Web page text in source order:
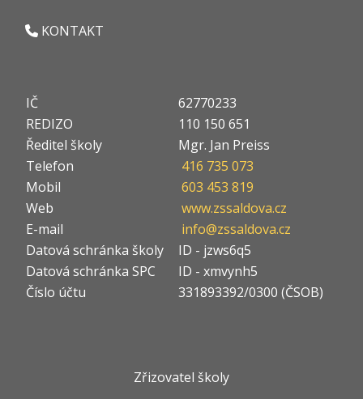
KONTAKT
IČ
62770233
REDIZO
110 150 651
Ředitel školy
Mgr. Jan Preiss
Telefon
416 735 073
Mobil
603 453 819
Web
www.zssaldova.cz
E-mail
info@zssaldova.cz
Datová schránka školy
ID - jzws6q5
Datová schránka SPC
ID - xmvynh5
Číslo účtu
331893392/0300 (ČSOB)
Zřizovatel školy